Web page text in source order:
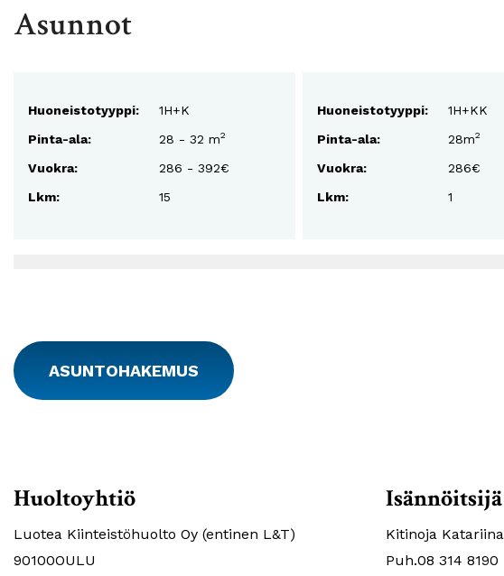
Asunnot
Huoneistotyyppi:
1H+K
Pinta-ala:
28 - 32 m2
Vuokra:
286 - 392€
Lkm:
15
Huoneistotyyppi:
1H+KK
Pinta-ala:
28m2
Vuokra:
286€
Lkm:
1
ASUNTOHAKEMUS
Huoltoyhtiö
Luotea Kiinteistöhuolto Oy (entinen L&T)
90100OULU
Isännöitsijä
Kitinoja Katariina
Puh.08 314 8190